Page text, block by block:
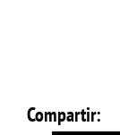
Compartir: